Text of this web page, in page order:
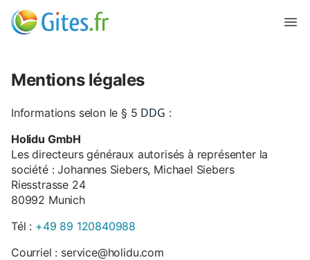
Mentions légales
Informations selon le § 5 DDG :
Holidu GmbH
Les directeurs généraux autorisés à représenter la
société : Johannes Siebers, Michael Siebers
Riesstrasse 24
80992 Munich
Tél : +49 89 120840988
Courriel : service@holidu.com